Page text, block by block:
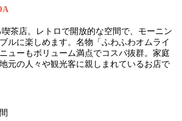
茶店。レトロで開放的な空間で、モーニン
ルに楽しめます。名物「ふわふわオムライ
ューもボリューム満点でコスパ抜群。家庭
元の人々や観光客に親しまれているお店で